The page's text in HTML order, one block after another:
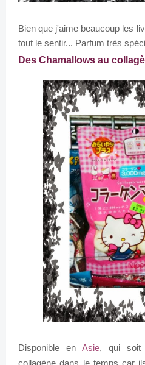
Bien que j'aime beaucoup les
tout le sentir... Parfum très
Des Chamallows au
Disponible enAsie, qui soit
collagène dans le temps car